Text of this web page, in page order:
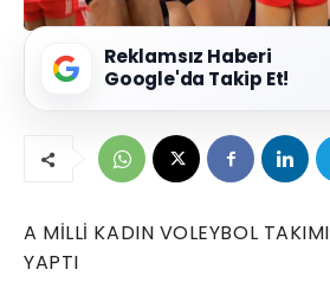
Reklamsız Haberi
Google'da Takip Et!
A MİLLİ KADIN VOLEYBOL
YAPTI